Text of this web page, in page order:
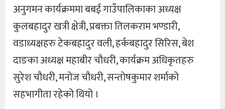
अनुगमन कार्यक्रममा बबई गाउँपालिकाका अध्यक्ष
कुलबहादुर खत्री क्षेत्री, प्रबक्ता तिलकराम भण्डारी,
वडाध्यक्षहरु टेकबहादुर वली, हर्कबहादुर सिरिस, बेश
दाङका अध्यक्ष महाबीर चौधरी, कार्यक्रम अधिकृतहरु
सुरेश चौधरी, मनोज चौधरी, सन्तोषकुमार शर्माको
सहभागीता रहेको थियो ।